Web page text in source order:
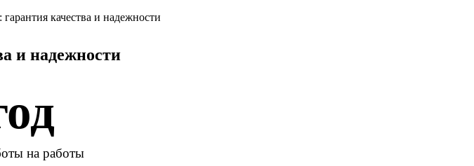
качества и надежности
и надежности
на работы